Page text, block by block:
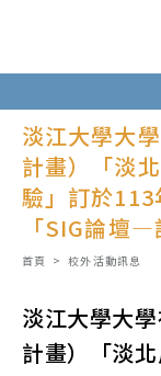
至
主
容
淡江大學大
計畫）「淡
驗」訂於
「SIG論壇—
首頁 > 校外活動訊息
淡江大學大
計畫）「淡